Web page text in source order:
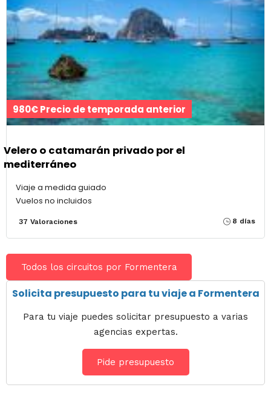
980€ Precio de temporada anterior
Velero o catamarán privado por el
mediterráneo
Viaje a medida guiado
Vuelos no incluidos
37 Valoraciones 8 días
Todos los circuitos por Formentera
Solicita presupuesto para tu viaje a Formentera
Para tu viaje puedes solicitar presupuesto a varias
agencias expertas.
Pide presupuesto